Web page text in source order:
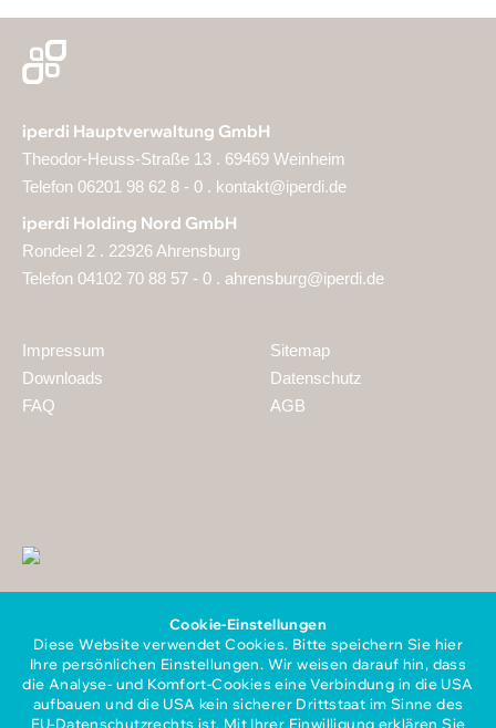
Cookie-Einstellungen
Diese Website verwendet Cookies. Bitte speichern Sie hier
Ihre persönlichen Einstellungen. Wir weisen darauf hin, dass
die Analyse- und Komfort-Cookies eine Verbindung in die USA
aufbauen und die USA kein sicherer Drittstaat im Sinne des
EU-Datenschutzrechts ist. Mit Ihrer Einwilligung erklären Sie
iperdi Hauptverwaltung GmbH
Theodor-Heuss-Straße 13 . 69469 Weinheim
Telefon 06201 98 62 8 - 0 . kontakt@iperdi.de
iperdi Holding Nord GmbH
Rondeel 2 . 22926 Ahrensburg
Telefon 04102 70 88 57 - 0 . ahrensburg@iperdi.de
Impressum
Downloads
FAQ
Sitemap
Datenschutz
AGB